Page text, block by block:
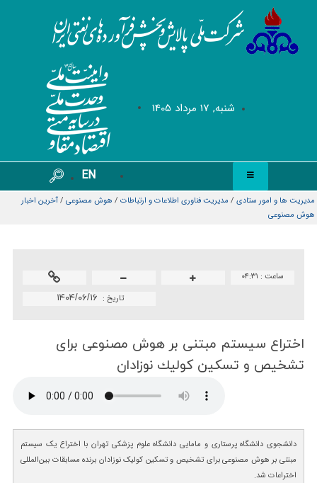
شنبه, 17 مرداد 1405
EN
مدیریت ها و امور ستادی / مديريت فناوری اطلاعات و ارتباطات / هوش مصنوعی /آخرین اخبار
هوش مصنوعی
ساعت : ۰۴:۳۱
تاريخ : ۱۴۰۴/۰۶/۱۶
اختراع سیستم مبتنی بر هوش مصنوعی برای
تشخیص و تسكین كولیك نوزادان
دانشجوی دانشگاه پرستاری و مامایی دانشگاه علوم پزشکی تهران با اختراع یک سیستم
مبتنی بر هوش مصنوعی برای تشخیص و تسکین کولیک نوزادان برنده مسابقات بین‌المللی
اختراعات شد.